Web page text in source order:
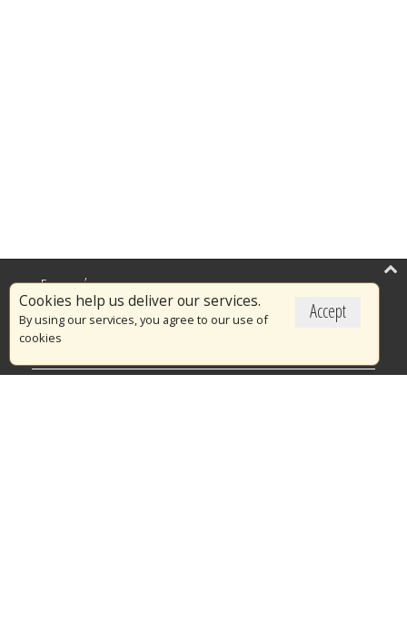
Accept
Cookies help us deliver our services.
By using our services, you agree to our use of
cookies
Επικαιρότητα
Το Πυροσβεστικό Σώμα